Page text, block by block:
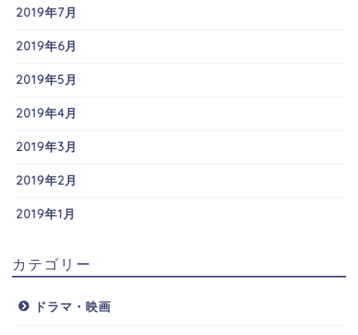
2019年7月
2019年6月
2019年5月
2019年4月
2019年3月
2019年2月
2019年1月
カテゴリー
ドラマ・映画